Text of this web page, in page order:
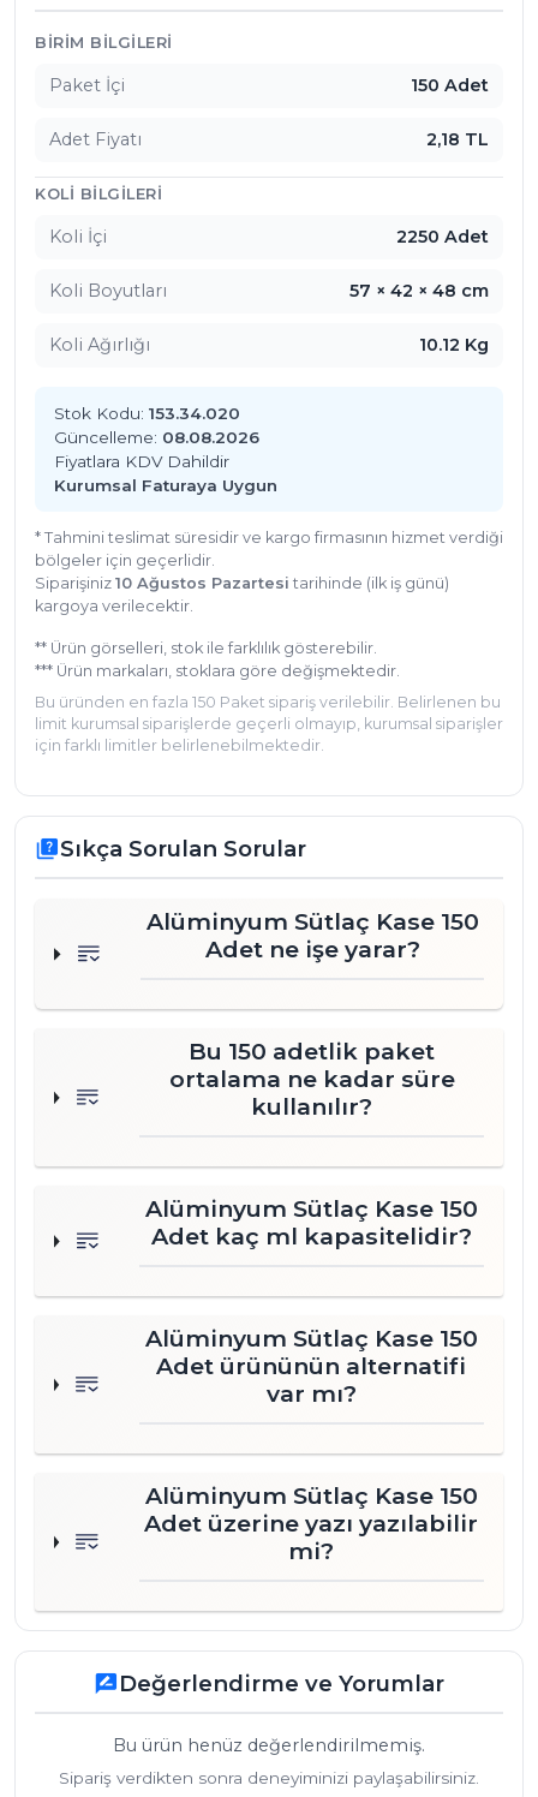
sunar.
Çevre Dostu: Geri dönüştürülebilir malzemeden
üretilmiştir.
pişirebilirsiniz.
Sütlaç sunumlarınızı daha profesyonel ve göz alıcı
hale getirmek için hemen alüminyum sütlaç
kaselerimizi inceleyin!
Ürün İçerikleri
BIRIM BILGILERI
Paket İçi 150 Adet
Adet Fiyatı 2,18 TL
KOLI BILGILERI
Koli İçi 2250 Adet
Koli Boyutları 57 × 42 × 48 cm
Koli Ağırlığı 10.12 Kg
Stok Kodu: 153.34.020
Güncelleme: 08.08.2026
Fiyatlara KDV Dahildir
Kurumsal Faturaya Uygun
* Tahmini teslimat süresidir ve kargo firmasının hizmet verdiği
bölgeler için geçerlidir.
Siparişiniz 10 Ağustos Pazartesi tarihinde (ilk iş günü)
kargoya verilecektir.
** Ürün görselleri, stok ile farklılık gösterebilir.
*** Ürün markaları, stoklara göre değişmektedir.
Bu üründen en fazla 150 Paket sipariş verilebilir. Belirlenen bu
limit kurumsal siparişlerde geçerli olmayıp, kurumsal siparişler
için farklı limitler belirlenebilmektedir.
quizSıkça Sorulan Sorular
Alüminyum Sütlaç Kase 150
Adet ne işe yarar?
Bu 150 adetlik paket
ortalama ne kadar süre
kullanılır?
Alüminyum Sütlaç Kase 150
Adet kaç ml kapasitelidir?
Alüminyum Sütlaç Kase 150
Adet ürününün alternatifi
var mı?
Alüminyum Sütlaç Kase 150
Adet üzerine yazı yazılabilir
mi?
rate_reviewDeğerlendirme ve Yorumlar
Bu ürün henüz değerlendirilmemiş.
Sipariş verdikten sonra deneyiminizi paylaşabilirsiniz.